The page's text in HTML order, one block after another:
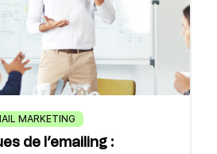
MARKETING
de l’emailing :